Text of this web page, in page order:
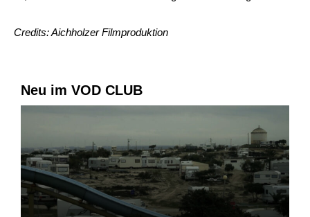
Credits: Aichholzer Filmproduktion
Neu im VOD CLUB